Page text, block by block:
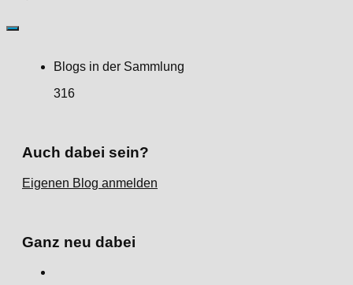
Blogs in der Sammlung
316
Auch dabei sein?
Eigenen Blog anmelden
Ganz neu dabei